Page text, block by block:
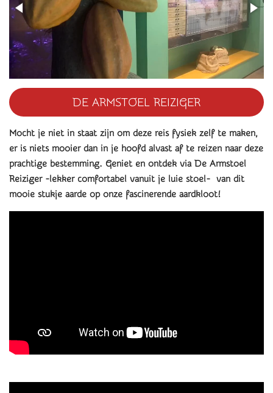
DE ARMSTOEL REIZIGER
Mocht je niet in staat zijn om deze reis fysiek zelf te maken,
er is niets mooier dan in je hoofd alvast af te reizen naar deze
prachtige bestemming. Geniet en ontdek via De Armstoel
Reiziger -lekker comfortabel vanuit je luie stoel- van dit
mooie stukje aarde op onze fascinerende aardkloot!